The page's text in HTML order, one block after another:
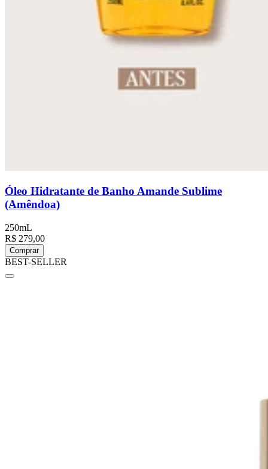
Óleo Hidratante de Banho Amande Sublime
(Amêndoa)
250mL
R$ 279,00
Comprar
BEST-SELLER